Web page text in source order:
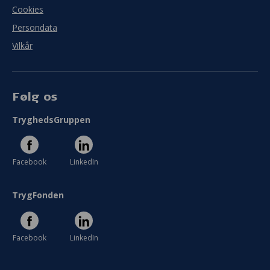
Cookies
Persondata
Vilkår
Følg os
TryghedsGruppen
Facebook LinkedIn
TrygFonden
Facebook LinkedIn